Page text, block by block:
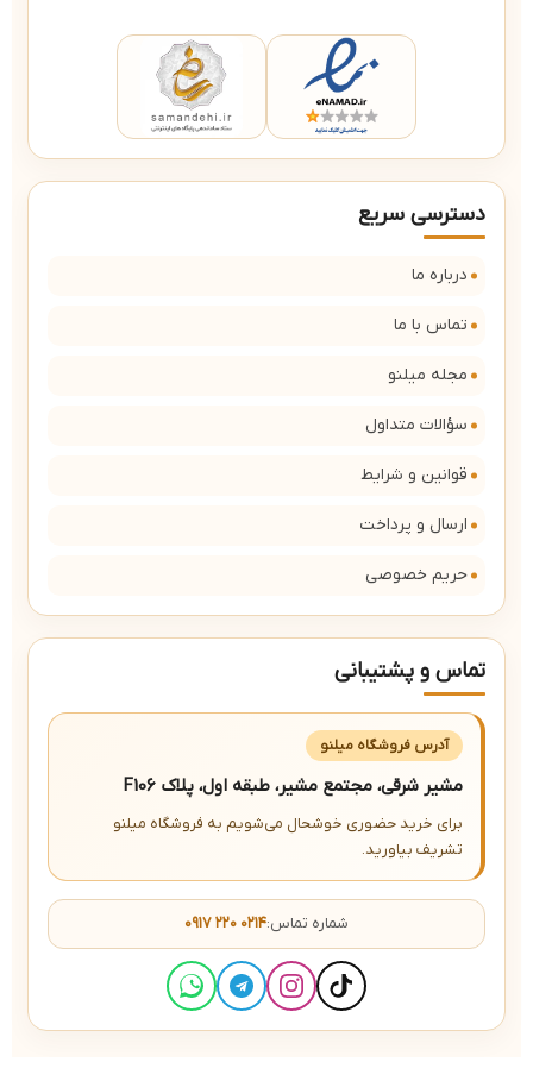
دسترسی سریع
درباره ما
تماس با ما
مجله میلنو
سؤالات متداول
قوانین و شرایط
ارسال و پرداخت
حریم خصوصی
تماس و پشتیبانی
آدرس فروشگاه میلنو
مشیر شرقی، مجتمع مشیر، طبقه اول، پلاک F106
برای خرید حضوری خوشحال می‌شویم به فروشگاه میلنو
تشریف بیاورید.
شماره تماس:۰۹۱۷ ۲۲۰ ۰۲۱۴